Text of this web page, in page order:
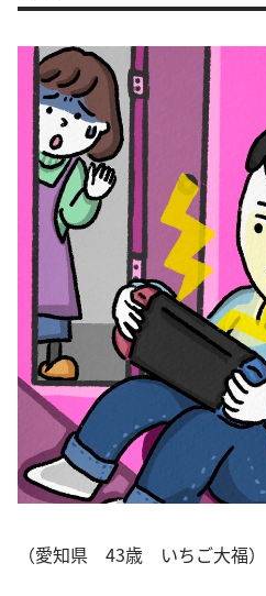
（愛知県 43歳 いちご大福）